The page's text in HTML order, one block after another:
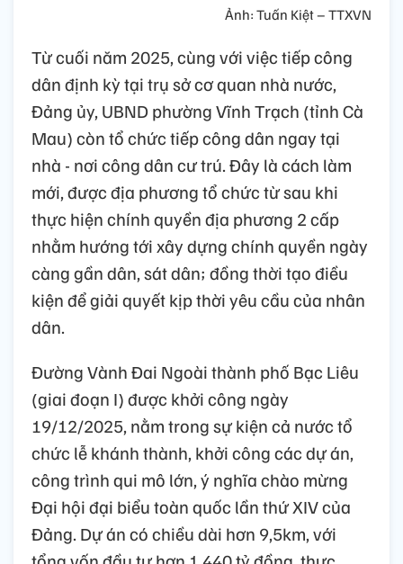
Ảnh: Tuấn Kiệt – TTXVN
Từ cuối năm 2025, cùng với việc tiếp công
dân định kỳ tại trụ sở cơ quan nhà nước,
Đảng ủy, UBND phường Vĩnh Trạch (tỉnh Cà
Mau) còn tổ chức tiếp công dân ngay tại
nhà - nơi công dân cư trú. Đây là cách làm
mới, được địa phương tổ chức từ sau khi
thực hiện chính quyền địa phương 2 cấp
nhằm hướng tới xây dựng chính quyền ngày
càng gần dân, sát dân; đồng thời tạo điều
kiện để giải quyết kịp thời yêu cầu của nhân
dân.
Đường Vành Đai Ngoài thành phố Bạc Liêu
(giai đoạn I) được khởi công ngày
19/12/2025, nằm trong sự kiện cả nước tổ
chức lễ khánh thành, khởi công các dự án,
công trình qui mô lớn, ý nghĩa chào mừng
Đại hội đại biểu toàn quốc lần thứ XIV của
Đảng. Dự án có chiều dài hơn 9,5km, với